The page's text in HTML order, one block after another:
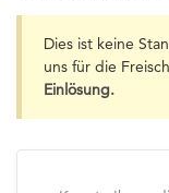
Dies ist keine
uns für die
Einlösung.